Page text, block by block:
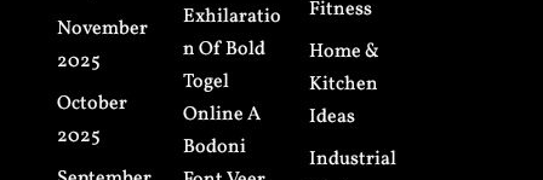
November
2025
October
2025
Exhilaratio
n Of Bold
Togel
Online A
Bodoni
Fitness
Home &
Kitchen
Ideas
Industrial